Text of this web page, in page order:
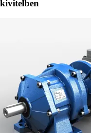
kivitelben